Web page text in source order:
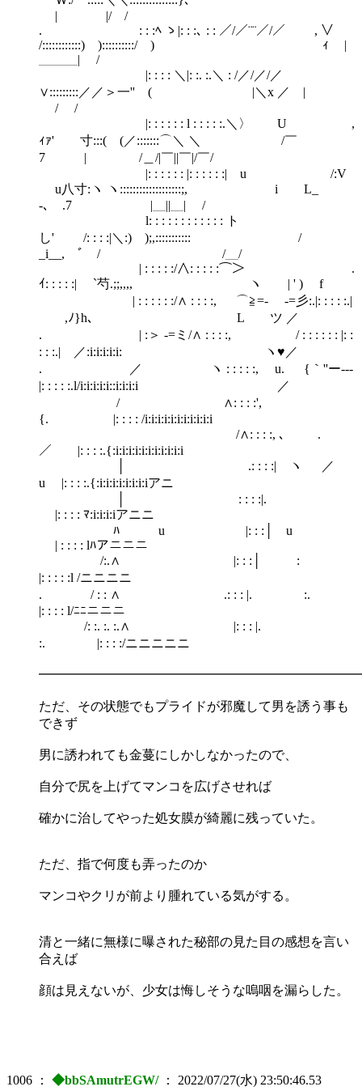
| |/￣/
. : : :ﾍ ゝ|: : :､ : : ／/／¨¨／/／ , ∨
/::::::::::::) )::::::::::/ ) ｨ |
＿＿＿| /
|: : : : ＼|: :. :.＼ : /／/／/／
∨:::::::::／／＞一'' ( |＼x ／ |
/ /
|: : : : : : l : : : : :.＼〉 U ,
ｨｧ' 寸:::( (／:::::::⌒＼ ＼ /￣
7 | /＿/|￣||￣|/￣/
|: : : : : : |: : : : : :| u /:V
u八寸:ヽ ヽ:::::::::::::::::::;, i L_
-､ .7 |＿||＿| /
l: : : : : : : : : : : : ト
し' /: : : :|＼:) );,::::::::::: /
_i__, ﾞ / /＿/
| : : : : :/∧: : : : :⌒＞ .
ｲ: : : : :| `芍.;;,,,, ヽ | ' ) f
| : : : : : :/∧ : : : :, ⌒≧=- -=彡:.|: : : : :.|
,ﾉ}h､ L ツ ／
. | :＞ -=ミ/∧ : : : :, / : : : : : : |: :
: : :.| ／:i:i:i:i:i: ヽ♥／
. ／ ヽ : : : : :, u. {｀''ー‐--
|: : : : :.l/i:i:i:i:i::i:i:i:i ／
/ ∧: : : :',
{. |: : : : /i:i:i:i:i:i:i:i:i:i:i
/∧: : : :, ､ .
／ |: : : :.{:i:i:i:i:i:i:i:i:i:i:i
│ .: : : :| ヽ ／
u |: : : :.{:i:i:i:i:i:i:i:iアニ
│ : : : :|.
|: : : : ﾏ:i:i:i:iアニニ
ﾊ u |: : :│ u
| : : : : lﾊアニニニ
/:.∧ |: : :│ :
|: : : : :l /ニニニニ
. / : : ∧ .: : : |. :.
|: : : : l/ﾆﾆニニニ
/: :. :. :.∧ |: : : |.
:. |: : : :/ニニニニニ
ただ、その状態でもプライドが邪魔して男を誘う事も
できず
男に誘われても金蔓にしかしなかったので、
自分で尻を上げてマンコを広げさせれば
確かに治してやった処女膜が綺麗に残っていた。
ただ、指で何度も弄ったのか
マンコやクリが前より腫れている気がする。
清と一緒に無様に曝された秘部の見た目の感想を言い
合えば
顔は見えないが、少女は悔しそうな嗚咽を漏らした。
1006 ： ◆bbSAmutrEGW/： 2022/07/27(水) 23:50:46.53